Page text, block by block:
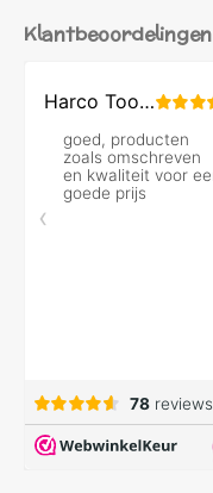
Klantbeoordelingen